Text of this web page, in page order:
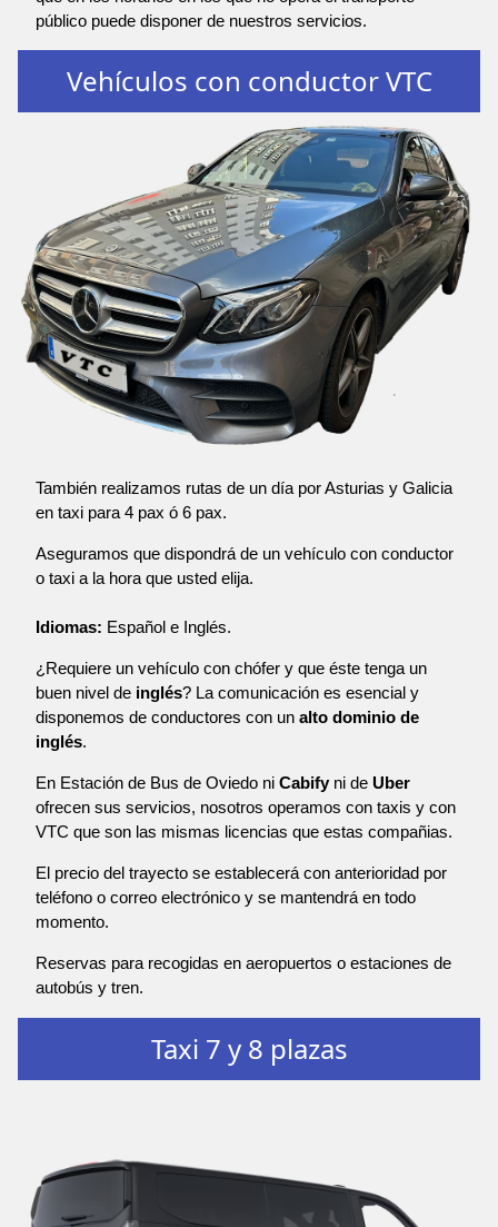
público puede disponer de nuestros servicios.
Vehículos con conductor VTC
También realizamos rutas de un día por Asturias y Galicia
en taxi para 4 pax ó 6 pax.
Aseguramos que dispondrá de un vehículo con conductor
o taxi a la hora que usted elija.
Idiomas: Español e Inglés.
¿Requiere un vehículo con chófer y que éste tenga un
buen nivel de inglés? La comunicación es esencial y
disponemos de conductores con un alto dominio de
inglés.
En Estación de Bus de Oviedo ni Cabify ni de Uber
ofrecen sus servicios, nosotros operamos con taxis y con
VTC que son las mismas licencias que estas compañias.
El precio del trayecto se establecerá con anterioridad por
teléfono o correo electrónico y se mantendrá en todo
momento.
Reservas para recogidas en aeropuertos o estaciones de
autobús y tren.
Taxi 7 y 8 plazas